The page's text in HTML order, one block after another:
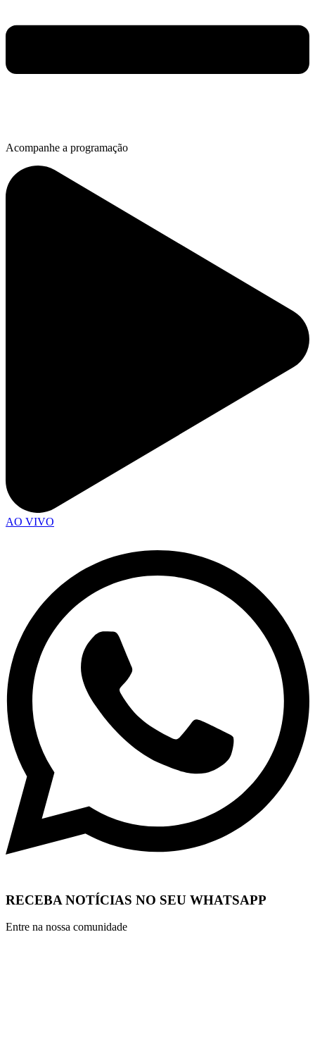
Acompanhe a programação
AO VIVO
RECEBA NOTÍCIAS NO SEU WHATSAPP
Entre na nossa comunidade